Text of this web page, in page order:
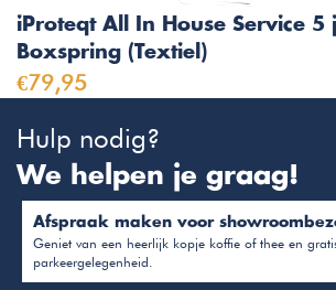
iProteqt All In House Service 5
Boxspring (Textiel)
€79,95
Hulp nodig?
We helpen je graag!
Afspraak maken voor
Geniet van een heerlijk kopje koffie of thee en
parkeergelegenheid.